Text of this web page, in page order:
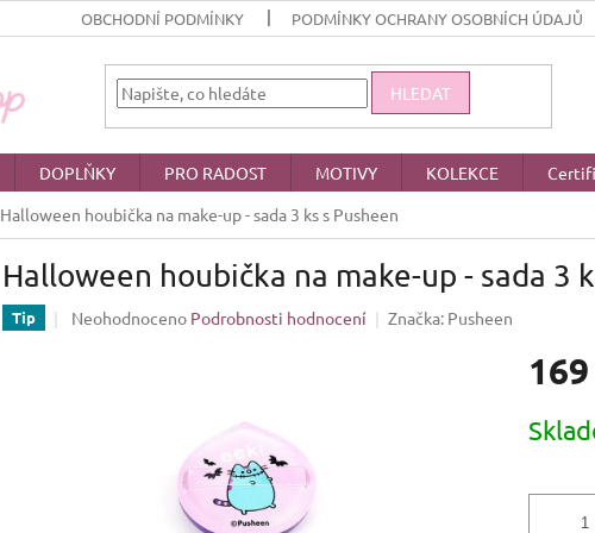
OBCHODNÍ PODMÍNKY PODMÍNKY OCHRANY OSOBNÍCH ÚDAJŮ
HLEDAT
DOPLŇKY PRO RADOST MOTIVY KOLEKCE
Halloween houbička na make-up - sada 3 ks s Pusheen
Halloween houbička na make-up - sada 3
Tip
Průměrné
Neohodnoceno Podrobnosti hodnocení Značka: Pusheen
cena: